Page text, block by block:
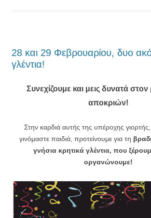
28 και 29 Φεβρουαρίου, δυο
γλέντια!
Συνεχίζουμε και μεις δυνατά
αποκριών!
Στην καρδιά αυτής της υπέροχης
γινόμαστε παιδιά, προτείνουμε για τη
γνήσια κρητικά γλέντια, που
οργανώνουμε!